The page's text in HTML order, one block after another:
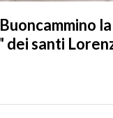
dei santi